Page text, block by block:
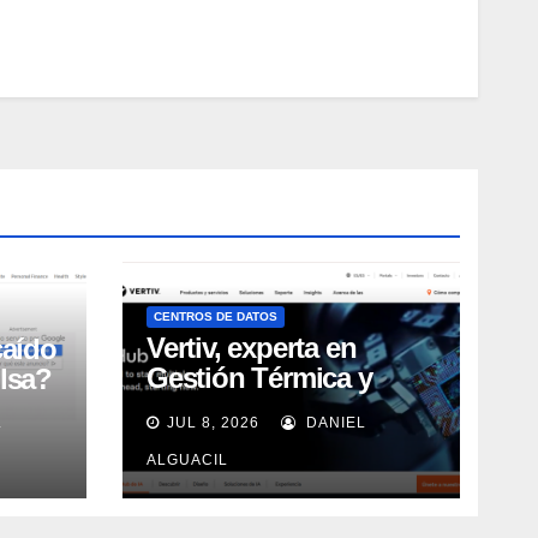
CENTROS DE DATOS
Vertiv, experta en
Gestión Térmica y
energía de Centros de
Datos, sigue su
crecimiento imparable
JUL 8, 2026 DANIEL
ALGUACIL